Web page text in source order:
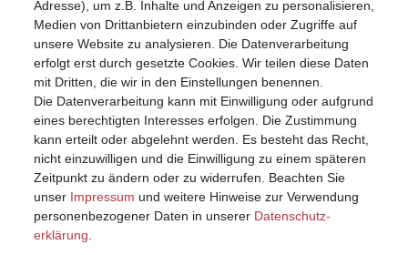
Warenkorb
Adresse), um z.B. Inhalte und Anzeigen zu personalisieren,
Medien von Drittanbietern einzubinden oder Zugriffe auf
unsere Website zu analysieren. Die Datenverarbeitung
erfolgt erst durch gesetzte Cookies. Wir teilen diese Daten
mit Dritten, die wir in den Einstellungen benennen.
Die Datenverarbeitung kann mit Einwilligung oder aufgrund
eines berechtigten Interesses erfolgen. Die Zustimmung
kann erteilt oder abgelehnt werden. Es besteht das Recht,
nicht einzuwilligen und die Einwilligung zu einem späteren
Zeitpunkt zu ändern oder zu widerrufen. Beachten Sie
unser Impressum und weitere Hinweise zur Verwendung
personenbezogener Daten in unserer Daten­schutz­
erklärung